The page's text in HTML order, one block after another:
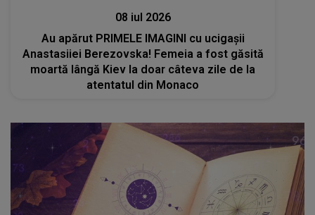
08 iul 2026
Au apărut PRIMELE IMAGINI cu ucigașii
Anastasiiei Berezovska! Femeia a fost găsită
moartă lângă Kiev la doar câteva zile de la
atentatul din Monaco